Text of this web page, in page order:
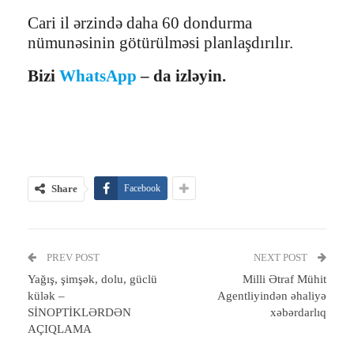
Cari il ərzində daha 60 dondurma
nümunəsinin götürülməsi planlaşdırılır.
Bizi WhatsApp – da izləyin.
Share Facebook
PREV POST
Yağış, şimşək, dolu, güclü
külək –
SİNOPTİKLƏRDƏN
AÇIQLAMA
NEXT POST
Milli Ətraf Mühit
Agentliyindən əhaliyə
xəbərdarlıq